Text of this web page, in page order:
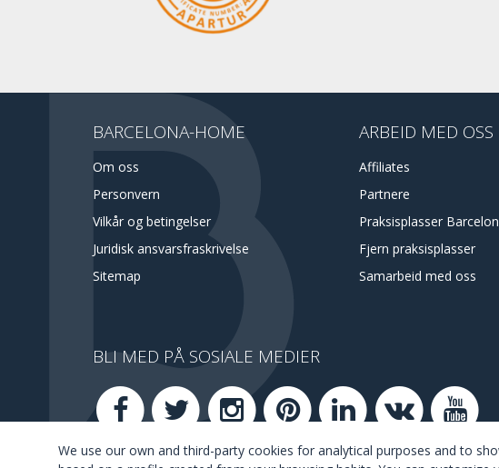
BARCELONA-HOME
Om oss
Personvern
Vilkår og betingelser
Juridisk ansvarsfraskrivelse
Sitemap
ARBEID MED OSS
Affiliates
Partnere
Praksisplasser
Fjern praksisplasser
Samarbeid med oss
BLI MED PÅ SOSIALE MEDIER
We use our own and third-party cookies for analytical purposes and to